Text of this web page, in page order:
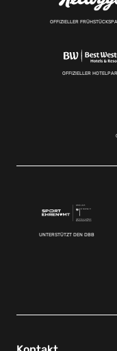
OFFIZIELLER
OFFIZIELLER
UNTERSTÜTZT DEN DBB